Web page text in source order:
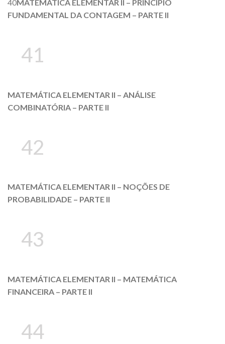
40MATEMÁTICA ELEMENTAR II – PRINCÍPIO
FUNDAMENTAL DA CONTAGEM – PARTE II
41
MATEMÁTICA ELEMENTAR II – ANÁLISE
COMBINATÓRIA – PARTE II
42
MATEMÁTICA ELEMENTAR II – NOÇÕES DE
PROBABILIDADE – PARTE II
43
MATEMÁTICA ELEMENTAR II – MATEMÁTICA
FINANCEIRA – PARTE II
44